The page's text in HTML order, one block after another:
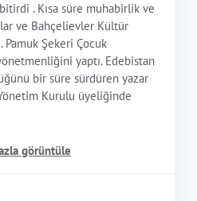
. Kısa süre muhabirlik ve
ve Bahçelievler Kültür
Şekeri Çocuk
yaptı. Edebistan
bir süre sürdüren yazar
Kurulu üyeliğinde
görüntüle